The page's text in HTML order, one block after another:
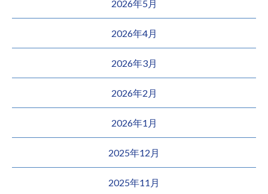
2026年5月
2026年4月
2026年3月
2026年2月
2026年1月
2025年12月
2025年11月